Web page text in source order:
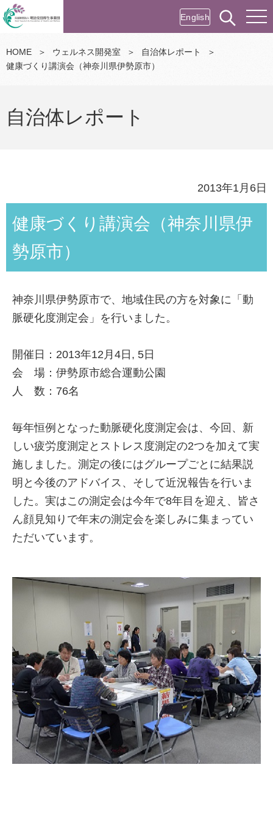
English
HOME ＞ ウェルネス開発室 ＞ 自治体レポート
＞
健康づくり講演会（神奈川県伊勢原市）
自治体レポート
2013年1月6日
健康づくり講演会（神奈川県伊
勢原市）
神奈川県伊勢原市で、地域住民の方を対象に「動
脈硬化度測定会」を行いました。
開催日：2013年12月4日, 5日
会 場：伊勢原市総合運動公園
人 数：76名
毎年恒例となった動脈硬化度測定会は、今回、新
しい疲労度測定とストレス度測定の2つを加えて実
施しました。測定の後にはグループごとに結果説
明と今後のアドバイス、そして近況報告を行いま
した。実はこの測定会は今年で8年目を迎え、皆さ
ん顔見知りで年末の測定会を楽しみに集まってい
ただいています。